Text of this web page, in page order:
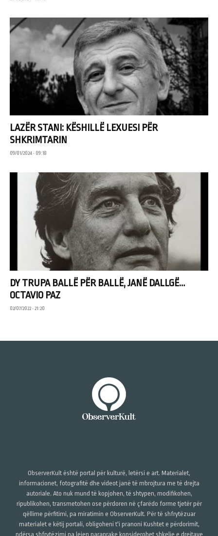
LAZËR STANI: KËSHILLË LEXUESI PËR
SHKRIMTARIN
09/01/2024 • 09:18
DY TRUPA BALLË PËR BALLË, JANË DALLGË…
OCTAVIO PAZ
02/07/2022 • 21:20
ObserverKult është portal për kulturë, letërsi e art. Materialet,
informacionet, fotografitë dhe videot janë të mbrojtura me të drejta
autoriale. Ato nuk mund të kopjohen, të shtypen, modifikohen,
ripublikohen, transmetohen ose përdoren në çfarëdo forme tjetër për
qëllime përfitimi, pa miratimin e ObserverKult. Për të shfrytëzuar
materialet e këtij portali, obligoheni t'i pranoni Kushtet e përdorimit,
ndërsa shfrytëzimi pa lejen paraprake konsiderohet shkelje e drejtave